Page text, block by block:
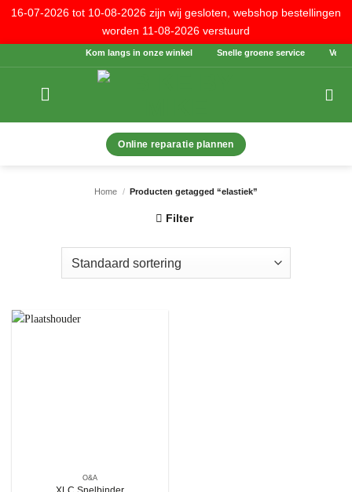
16-07-2026 tot 10-08-2026 zijn wij gesloten, webshop bestellingen
worden 11-08-2026 verstuurd
naar
Kom langs in onze winkel Snelle groene service Veilig
Online reparatie plannen
Home / Producten getagged “elastiek”
Filter
O&A